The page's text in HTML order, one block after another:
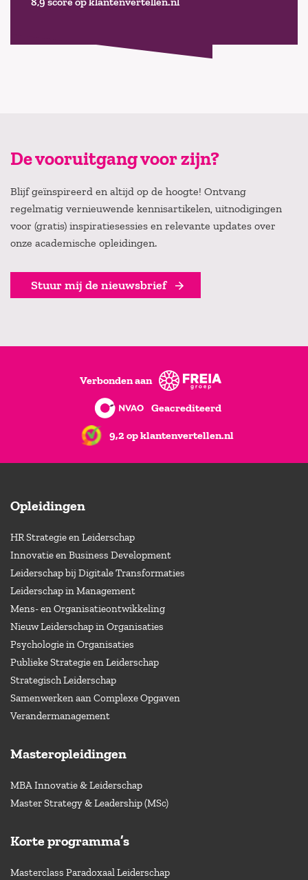
De vooruitgang voor zijn?
Blijf geïnspireerd en altijd op de hoogte! Ontvang
regelmatig vernieuwende kennisartikelen, uitnodigingen
voor (gratis) inspiratiesessies en relevante updates over
onze academische opleidingen.
Stuur mij de nieuwsbrief
Verbonden aan
Geacrediteerd
9,2 op klantenvertellen.nl
Opleidingen
HR Strategie en Leiderschap
Innovatie en Business Development
Leiderschap bij Digitale Transformaties
Leiderschap in Management
Mens- en Organisatieontwikkeling
Nieuw Leiderschap in Organisaties
Psychologie in Organisaties
Publieke Strategie en Leiderschap
Strategisch Leiderschap
Samenwerken aan Complexe Opgaven
Verandermanagement
Masteropleidingen
MBA Innovatie & Leiderschap
Master Strategy & Leadership (MSc)
Korte programma’s
Masterclass Paradoxaal Leiderschap